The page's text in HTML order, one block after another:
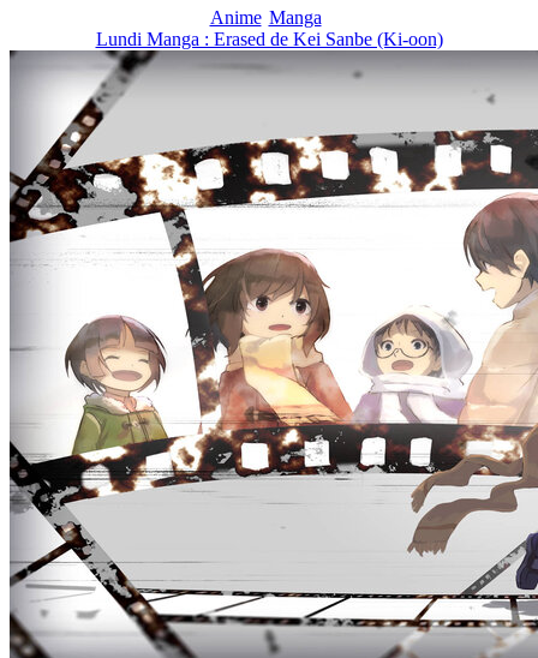
Anime Manga
Lundi Manga : Erased de Kei Sanbe (Ki-oon)